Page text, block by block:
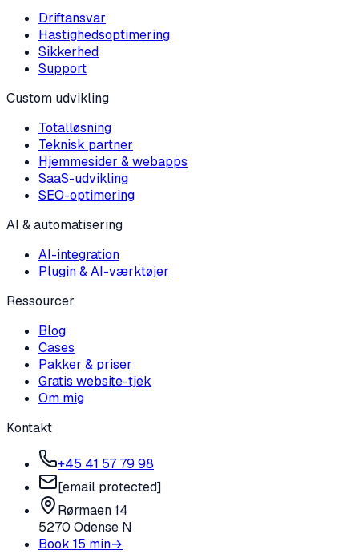
Driftansvar
Hastighedsoptimering
Sikkerhed
Support
Custom udvikling
Totalløsning
Teknisk partner
Hjemmesider & webapps
SaaS-udvikling
SEO-optimering
AI & automatisering
AI-integration
Plugin & AI-værktøjer
Ressourcer
Blog
Cases
Pakker & priser
Gratis website-tjek
Om mig
Kontakt
+45 41 57 79 98
[email protected]
Rørmaen 14
5270 Odense N
Book 15 min→